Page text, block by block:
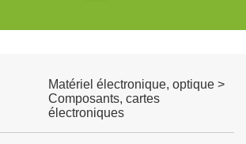
Matériel électronique, optique >
Composants, cartes
électroniques